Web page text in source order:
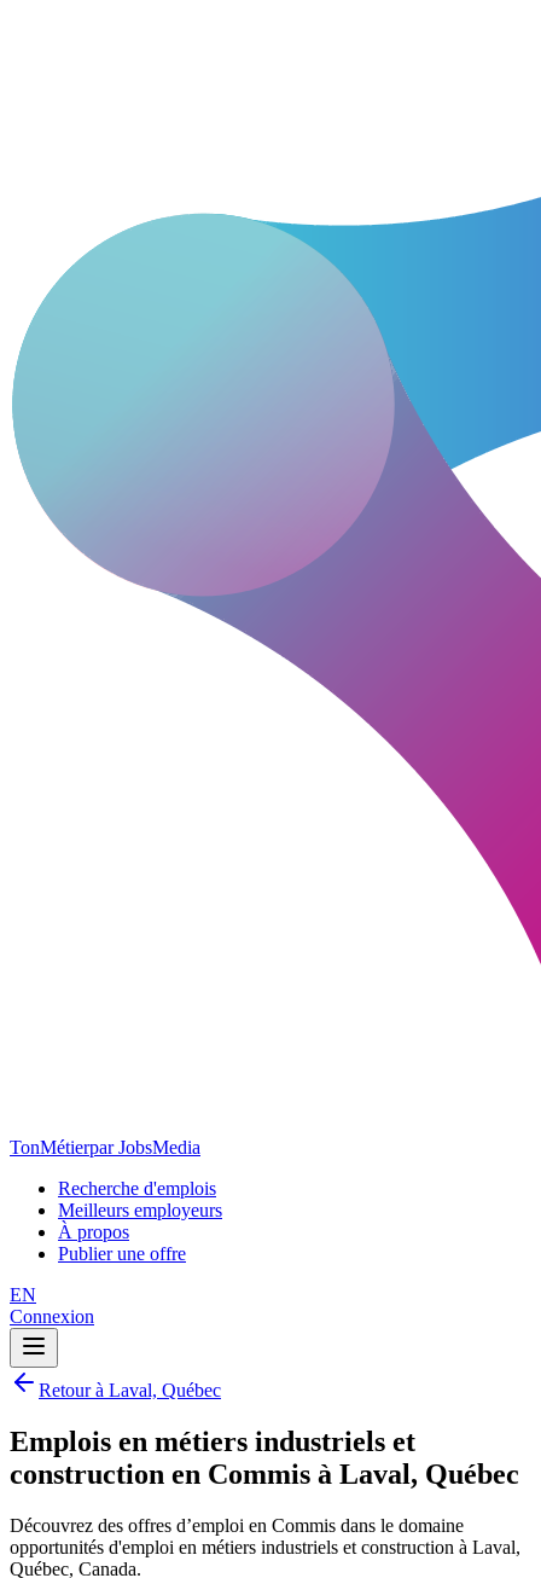
TonMétierpar JobsMedia
Recherche d'emplois
Meilleurs employeurs
À propos
Publier une offre
EN
Connexion
Retour à Laval, Québec
Emplois en métiers industriels et
construction en Commis à Laval, Québec
Découvrez des offres d’emploi en Commis dans le domaine
opportunités d'emploi en métiers industriels et construction à Laval,
Québec, Canada.